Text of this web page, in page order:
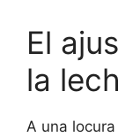
El
la
A una